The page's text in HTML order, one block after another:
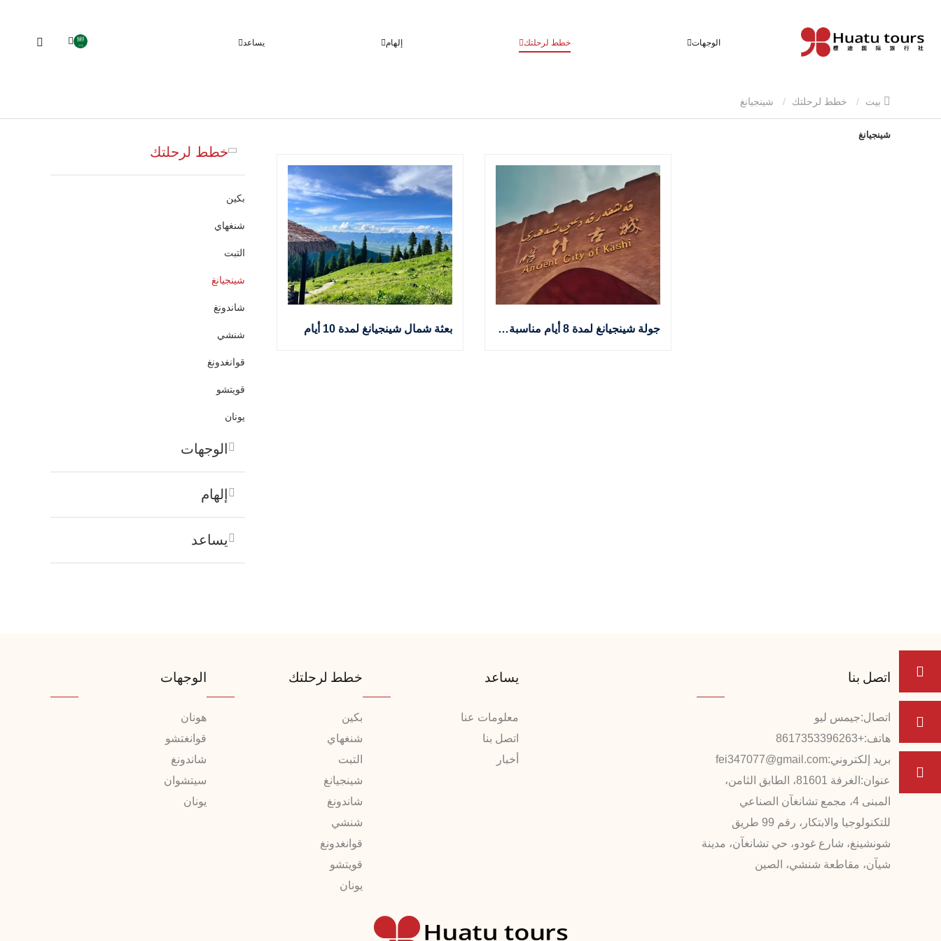
الوجهات خطط لرحلتك إلهام يساعد
خطط لرحلتك
خطط لرحلتك
بكين
شنغهاي
التبت
شينجيانغ
شاندونغ
شنشي
قوانغدونغ
قويتشو
يونان
الوجهات
إلهام
يساعد
شينجيانغ
بعثة شمال شينجيانغ لمدة 10 أيام جولة شينجيانغ لمدة 8 أيام مناسبة للمسلمين (طعام حلال + مرشد سياحي عربي + تاريخ طريق الحرير)
الوجهات
هونان
قوانغتشو
شاندونغ
سيتشوان
يونان
خطط لرحلتك
بكين
شنغهاي
التبت
شينجيانغ
شاندونغ
شنشي
قوانغدونغ
قويتشو
يونان
يساعد
معلومات عنا
اتصل بنا
أخبار
اتصل بنا
اتصال:جيمس ليو
هاتف:+8617353396263
بريد إلكتروني:fei347077@gmail.com
عنوان:
الغرفة 81601، الطابق الثامن،
المبنى 4، مجمع تشانغآن الصناعي
للتكنولوجيا والابتكار، رقم 99 طريق
شونشينغ، شارع غودو، حي تشانغآن، مدينة
شيآن، مقاطعة شنشي، الصين